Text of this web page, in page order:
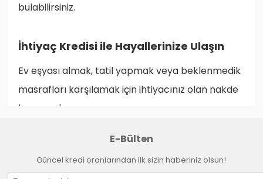
bulabilirsiniz.
İhtiyaç Kredisi ile Hayallerinize Ulaşın
Ev eşyası almak, tatil yapmak veya beklenmedik
masrafları karşılamak için ihtiyacınız olan nakde
hemen ulaşın.
ile Ev Sahibi Olun
Kendi evinizin kapısını aralamak için en uygun
E-Bülten
Güncel kredi oranlarından ilk sizin haberiniz olsun!